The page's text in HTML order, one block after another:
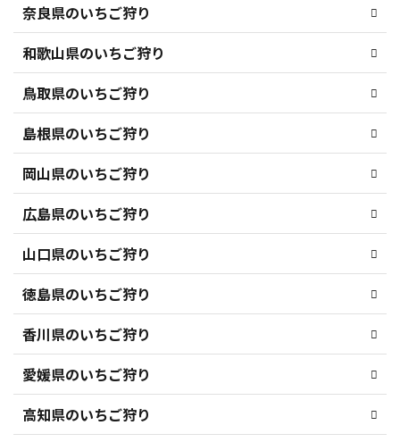
奈良県のいちご狩り
和歌山県のいちご狩り
鳥取県のいちご狩り
島根県のいちご狩り
岡山県のいちご狩り
広島県のいちご狩り
山口県のいちご狩り
徳島県のいちご狩り
香川県のいちご狩り
愛媛県のいちご狩り
高知県のいちご狩り